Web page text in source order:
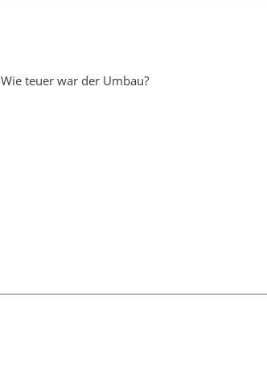
teuer war der Umbau?